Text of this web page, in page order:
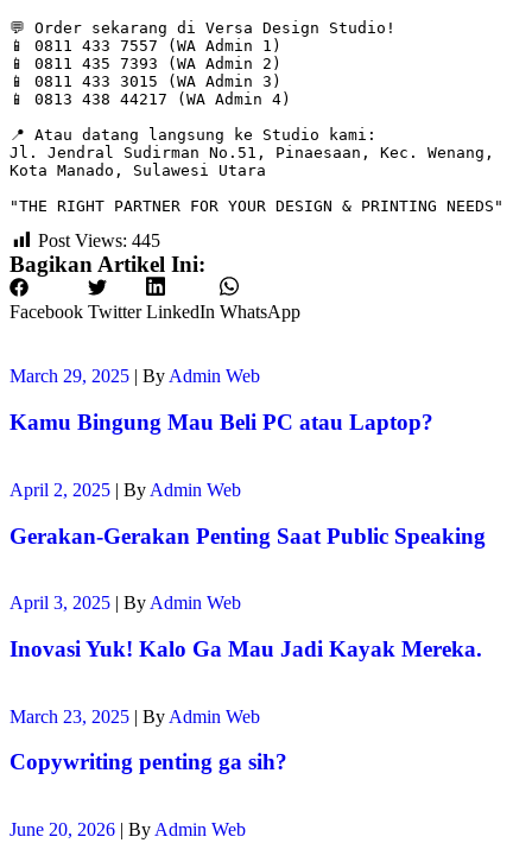
💬 Order sekarang di Versa Design Studio!
📱 0811 433 7557 (WA Admin 1)
📱 0811 435 7393 (WA Admin 2)
📱 0811 433 3015 (WA Admin 3)
📱 0813 438 44217 (WA Admin 4)
📍 Atau datang langsung ke Studio kami:
Jl. Jendral Sudirman No.51, Pinaesaan, Kec. Wenang,
Kota Manado, Sulawesi Utara
"THE RIGHT PARTNER FOR YOUR DESIGN & PRINTING NEEDS"
Post Views: 445
Bagikan Artikel Ini:
Facebook Twitter LinkedIn WhatsApp
March 29, 2025 | ByAdmin Web
Kamu Bingung Mau Beli PC atau Laptop?
April 2, 2025 | By Admin Web
Gerakan-Gerakan Penting Saat Public Speaking
April 3, 2025 | By Admin Web
Inovasi Yuk! Kalo Ga Mau Jadi Kayak Mereka.
March 23, 2025 | By Admin Web
Copywriting penting ga sih?
June 20, 2026 | By Admin Web